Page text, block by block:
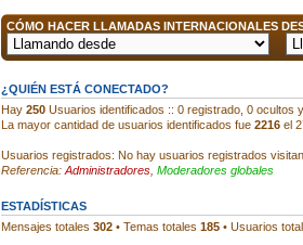
CÓMO HACER LLAMADAS INTERNACIONALES
¿QUIÉN ESTÁ CONECTADO?
Hay 250Usuarios identificados :: 0 registrado, 0 ocultos
La mayor cantidad de usuarios identificados fue 2216el
Usuarios registrados: No hay usuarios registrados
Referencia: Administradores, Moderadores globales
ESTADÍSTICAS
Mensajes totales 302• Temas totales 185• Usuarios